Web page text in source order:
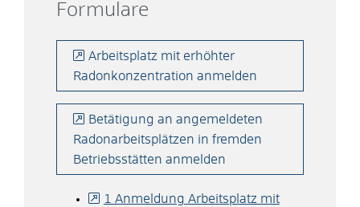
Formulare
Arbeitsplatz mit erhöhter
Radonkonzentration anmelden
Betätigung an angemeldeten
Radonarbeitsplätzen in fremden
Betriebsstätten anmelden
1 Anmeldung Arbeitsplatz mit